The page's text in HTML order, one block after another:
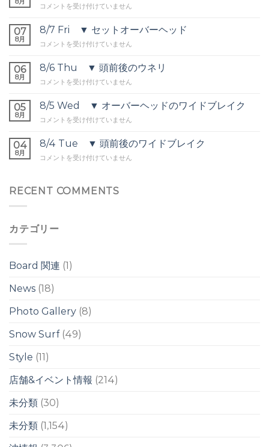
8/8
▼
前
セ
ト
ー
バ
ヘ
ッ
ド
コメントを受け付けていません
07
8月
8/7 Fri ▼ セットオーバーヘッド
8/7
▼
ッ
オ
バ
ヘ
ッ
コメントを受け付けていません
06
8月
8/6 Thu ▼ 頭前後のウネリ
8/6
▼
前
の
ネ
コメントを受け付けていません
05
8月
8/5 Wed ▼ オーバーヘッドのワイドブレイク
8/5
▼
ー
ヘ
ワ
ブ
レ
イ
ク
コメントを受け付けていません
04
8月
8/4 Tue ▼ 頭前後のワイドブレイク
8/4
頭
ワ
ブ
レ
ク
コメントを受け付けていません
RECENT COMMENTS
カテゴリー
Board 関連 (1)
News (18)
Photo Gallery (8)
Snow Surf(49)
Style (11)
店舗&イベント情報 (214)
未分類 (30)
未分類 (1,154)